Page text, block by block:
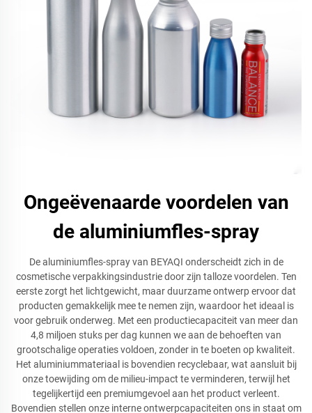
Ongeëvenaarde voordelen van
de aluminiumfles-spray
De aluminiumfles-spray van BEYAQI onderscheidt zich in de
cosmetische verpakkingsindustrie door zijn talloze voordelen. Ten
eerste zorgt het lichtgewicht, maar duurzame ontwerp ervoor dat
producten gemakkelijk mee te nemen zijn, waardoor het ideaal is
voor gebruik onderweg. Met een productiecapaciteit van meer dan
4,8 miljoen stuks per dag kunnen we aan de behoeften van
grootschalige operaties voldoen, zonder in te boeten op kwaliteit.
Het aluminiummateriaal is bovendien recyclebaar, wat aansluit bij
onze toewijding om de milieu-impact te verminderen, terwijl het
tegelijkertijd een premiumgevoel aan het product verleent.
Bovendien stellen onze interne ontwerpcapaciteiten ons in staat om